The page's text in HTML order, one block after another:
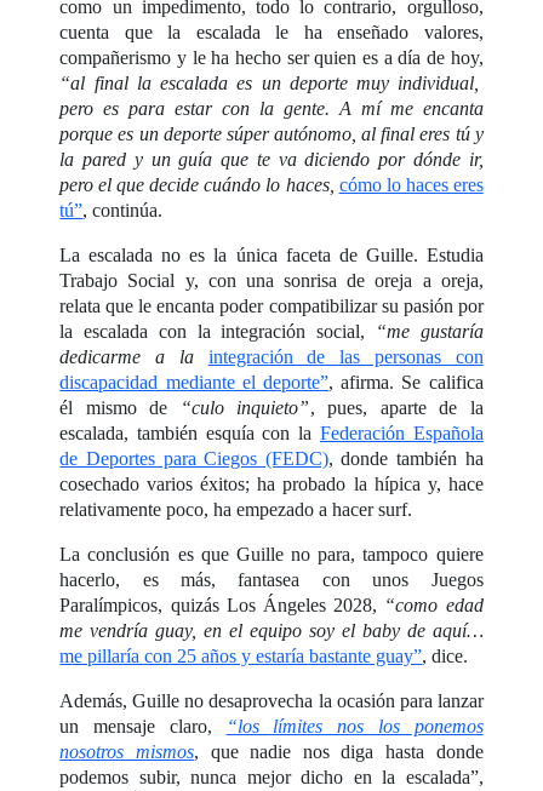
como un impedimento, todo lo contrario, orgulloso,
cuenta que la escalada le ha enseñado valores,
compañerismo y le ha hecho ser quien es a día de hoy,
“al final la escalada es un deporte muy individual,
pero es para estar con la gente. A mí me encanta
porque es un deporte súper autónomo, al final eres tú y
la pared y un guía que te va diciendo por dónde ir,
pero el que decide cuándo lo haces, cómo lo haces eres
tú”, continúa.
La escalada no es la única faceta de Guille. Estudia
Trabajo Social y, con una sonrisa de oreja a oreja,
relata que le encanta poder compatibilizar su pasión por
la escalada con la integración social,
“me gustaría
dedicarme a la integración de las personas con
discapacidad mediante el deporte”, afirma. Se califica
él mismo de
“culo inquieto”, pues, aparte de la
escalada, también esquía con la Federación Española
de Deportes para Ciegos (FEDC), donde también ha
cosechado varios éxitos; ha probado la hípica y, hace
relativamente poco, ha empezado a hacer surf.
La conclusión es que Guille no para, tampoco quiere
hacerlo, es más, fantasea con unos Juegos
Paralímpicos, quizás Los Ángeles 2028, “como edad
me vendría guay, en el equipo soy el baby de aquí…
me pillaría con 25 años y estaría bastante guay”, dice.
Además, Guille no desaprovecha la ocasión para lanzar
un mensaje claro,
“los límites nos los ponemos
nosotros mismos, que nadie nos diga hasta donde
podemos subir, nunca mejor dicho en la escalada”,